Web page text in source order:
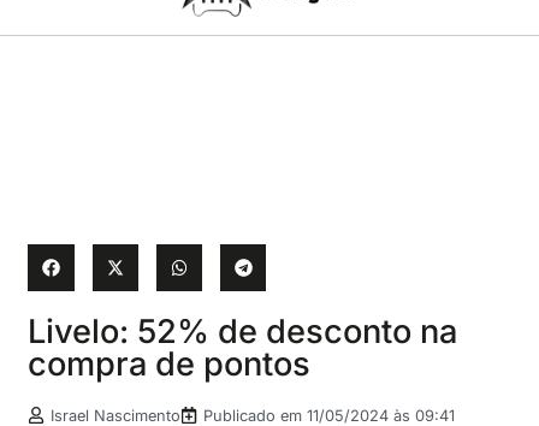
Livelo: 52% de desconto na
compra de pontos
Israel Nascimento Publicado em11/05/2024 às 09:41